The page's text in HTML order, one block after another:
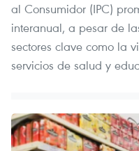
al Consumidor (IPC)
interanual, a pesar de
sectores clave como la
servicios de salud y